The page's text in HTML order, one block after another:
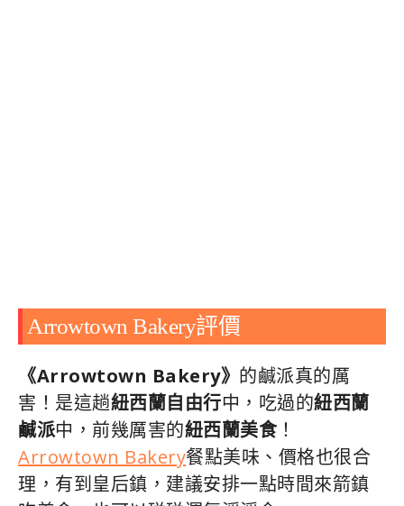
Arrowtown Bakery評價
《Arrowtown Bakery》 的鹹派真的厲
害！是這趟紐西蘭自由行中，吃過的紐西蘭
鹹派中，前幾厲害的紐西蘭美食！
Arrowtown Bakery餐點美味、價格也很合
理，有到皇后鎮，建議安排一點時間來箭鎮